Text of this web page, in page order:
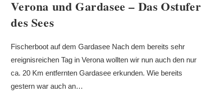
Verona und Gardasee – Das Ostufer
des Sees
Fischerboot auf dem Gardasee Nach dem bereits sehr
ereignisreichen Tag in Verona wollten wir nun auch den nur
ca. 20 Km entfernten Gardasee erkunden. Wie bereits
gestern war auch an…